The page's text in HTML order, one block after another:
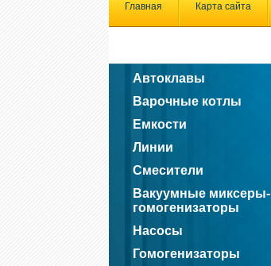
Главная Карта сайта
Автоклавы
Варочные котлы
Емкости
Линии
Смесители
Вакуумные миксеры-
гомогенизаторы
Насосы
Гомогенизаторы